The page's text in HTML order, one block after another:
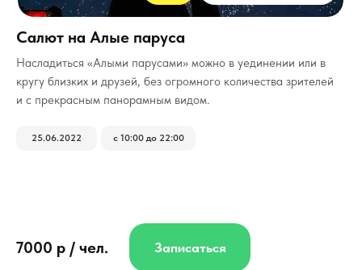
Насладиться «Алыми парусами» можно в уединении или в
кругу близких и друзей, без огромного количества зрителей
и с прекрасным панорамным видом.
7000 р / чел.
25.06.2022 с 10:00 до 22:00
Записаться
Салют на Алые паруса